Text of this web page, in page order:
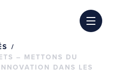
– METTONS DU
DANS LES